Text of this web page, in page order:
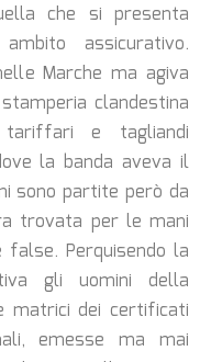
che si presenta
assicurativo.
Marche ma agiva
clandestina
e tagliandi
la banda aveva il
sono partite però da
trovata per le mani
false. Perquisendo la
gli uomini della
matrici dei certificati
emesse ma mai